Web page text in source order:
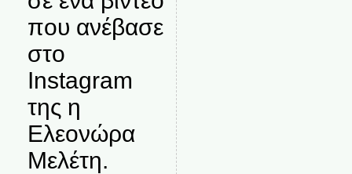
που ανέβασε
στο
Instagram
της η
Ελεονώρα
Μελέτη.